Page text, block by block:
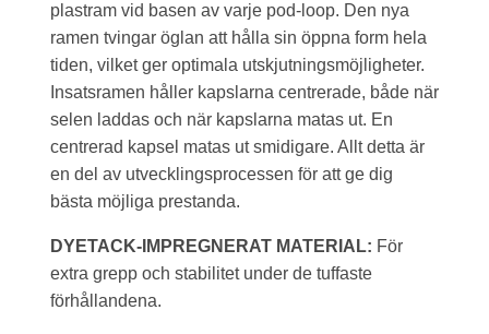
plastram vid basen av varje pod-loop. Den nya
ramen tvingar öglan att hålla sin öppna form hela
tiden, vilket ger optimala utskjutningsmöjligheter.
Insatsramen håller kapslarna centrerade, både när
selen laddas och när kapslarna matas ut. En
centrerad kapsel matas ut smidigare. Allt detta är
en del av utvecklingsprocessen för att ge dig
bästa möjliga prestanda.
DYETACK-IMPREGNERAT MATERIAL: För
extra grepp och stabilitet under de tuffaste
förhållandena.